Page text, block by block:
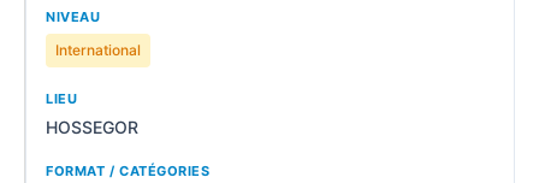
International
HOSSEGOR